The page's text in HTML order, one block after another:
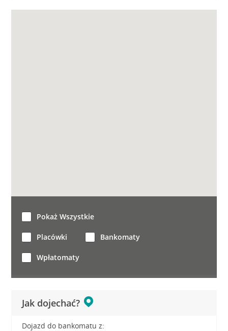
Jak dojechać?
Dojazd do bankomatu z:
Pokaż Wszystkie
Placówki Bankomaty
Wpłatomaty